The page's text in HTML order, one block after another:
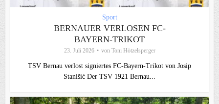
Sport
BERNAUER VERLOSEN FC-
BAYERN-TRIKOT
23. Juli 2026 von Toni Hötzelsperger
TSV Bernau verlost signiertes FC‑Bayern‑Trikot von Josip
Stanišić Der TSV 1921 Bernau...